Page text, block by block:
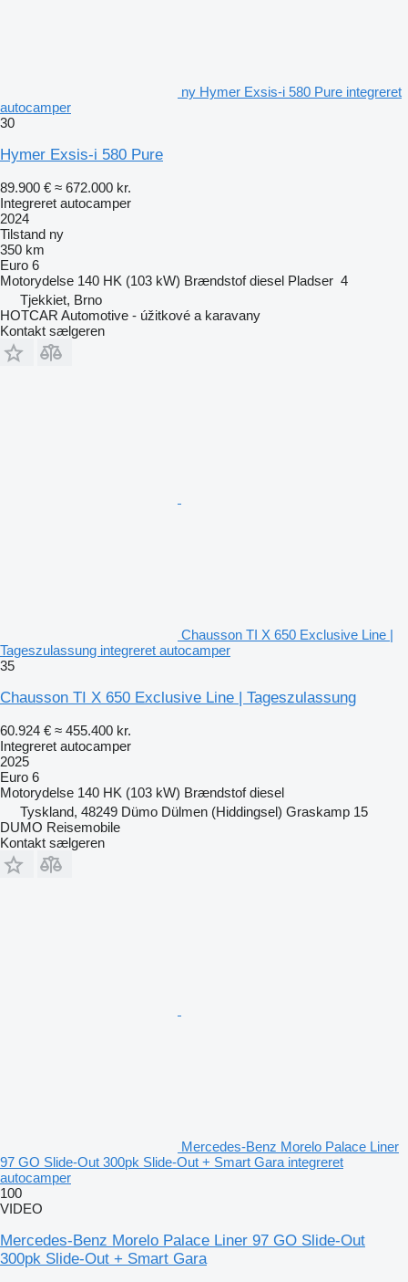
ny Hymer Exsis-i 580 Pure integreret
autocamper
30
Hymer Exsis-i 580 Pure
89.900 € ≈ 672.000 kr.
Integreret autocamper
2024
Tilstand ny
350 km
Euro 6
Motorydelse 140 HK (103 kW) Brændstof diesel Pladser 4
Tjekkiet, Brno
HOTCAR Automotive - úžitkové a karavany
Kontakt sælgeren
Chausson TI X 650 Exclusive Line |
Tageszulassung integreret autocamper
35
Chausson TI X 650 Exclusive Line | Tageszulassung
60.924 € ≈ 455.400 kr.
Integreret autocamper
2025
Euro 6
Motorydelse 140 HK (103 kW) Brændstof diesel
Tyskland, 48249 Dümo Dülmen (Hiddingsel) Graskamp 15
DUMO Reisemobile
Kontakt sælgeren
Mercedes-Benz Morelo Palace Liner
97 GO Slide-Out 300pk Slide-Out + Smart Gara integreret
autocamper
100
VIDEO
Mercedes-Benz Morelo Palace Liner 97 GO Slide-Out
300pk Slide-Out + Smart Gara